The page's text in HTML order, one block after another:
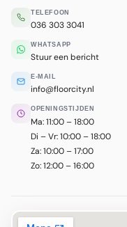
TELEFOON
036 303 3041
WHATSAPP
Stuur een bericht
E-MAIL
info@floorcity.nl
OPENINGSTIJDEN
Ma: 11:00 – 18:00
Di – Vr: 10:00 – 18:00
Za: 10:00 – 17:00
Zo: 12:00 – 16:00